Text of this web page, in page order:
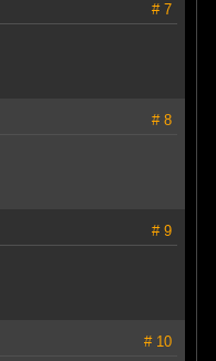
# 7
# 8
# 9
# 10